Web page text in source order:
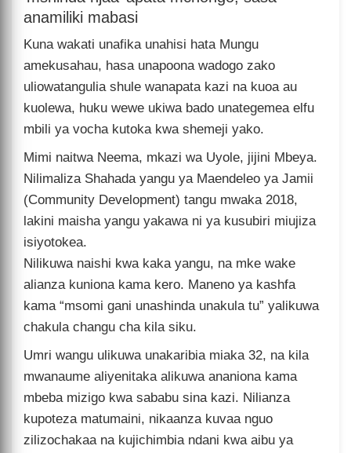
anamiliki mabasi
Kuna wakati unafika unahisi hata Mungu
amekusahau, hasa unapoona wadogo zako
uliowatangulia shule wanapata kazi na kuoa au
kuolewa, huku wewe ukiwa bado unategemea elfu
mbili ya vocha kutoka kwa shemeji yako.
Mimi naitwa Neema, mkazi wa Uyole, jijini Mbeya.
Nilimaliza Shahada yangu ya Maendeleo ya Jamii
(Community Development) tangu mwaka 2018,
lakini maisha yangu yakawa ni ya kusubiri miujiza
isiyotokea.
Nilikuwa naishi kwa kaka yangu, na mke wake
alianza kuniona kama kero. Maneno ya kashfa
kama “msomi gani unashinda unakula tu” yalikuwa
chakula changu cha kila siku.
Umri wangu ulikuwa unakaribia miaka 32, na kila
mwanaume aliyenitaka alikuwa ananiona kama
mbeba mizigo kwa sababu sina kazi. Nilianza
kupoteza matumaini, nikaanza kuvaa nguo
zilizochakaa na kujichimbia ndani kwa aibu ya